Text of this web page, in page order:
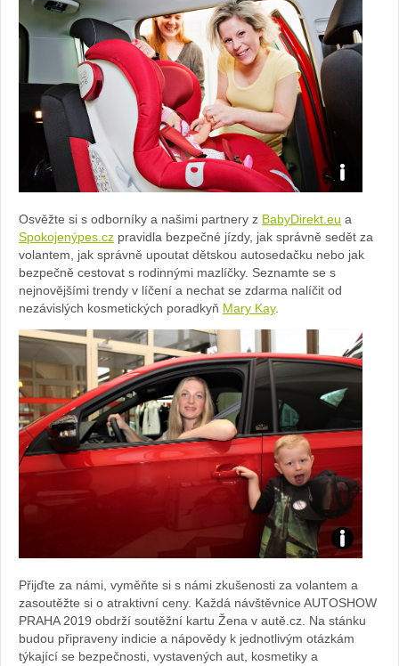
Zdroj:
fotobanka
automobilky
Osvěžte si s odborníky a našimi partnery z BabyDirekt.eu a
Spokojenýpes.cz pravidla bezpečné jízdy, jak správně sedět za
volantem, jak správně upoutat dětskou autosedačku nebo jak
bezpečně cestovat s rodinnými mazlíčky. Seznamte se s
nejnovějšími trendy v líčení a nechat se zdarma nalíčit od
nezávislých kosmetických poradkyň Mary Kay.
Foto:
Sabina
Kvášová
Přijďte za námi, vyměňte si s námi zkušenosti za volantem a
zasoutěžte si o atraktivní ceny. Každá návštěvnice AUTOSHOW
PRAHA 2019 obdrží soutěžní kartu Žena v autě.cz. Na stánku
budou připraveny indicie a nápovědy k jednotlivým otázkám
týkající se bezpečnosti, vystavených aut, kosmetiky a